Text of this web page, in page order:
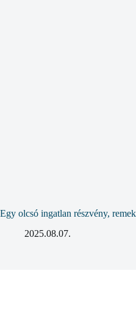
Egy olcsó ingatlan részvény,
2025.08.07.